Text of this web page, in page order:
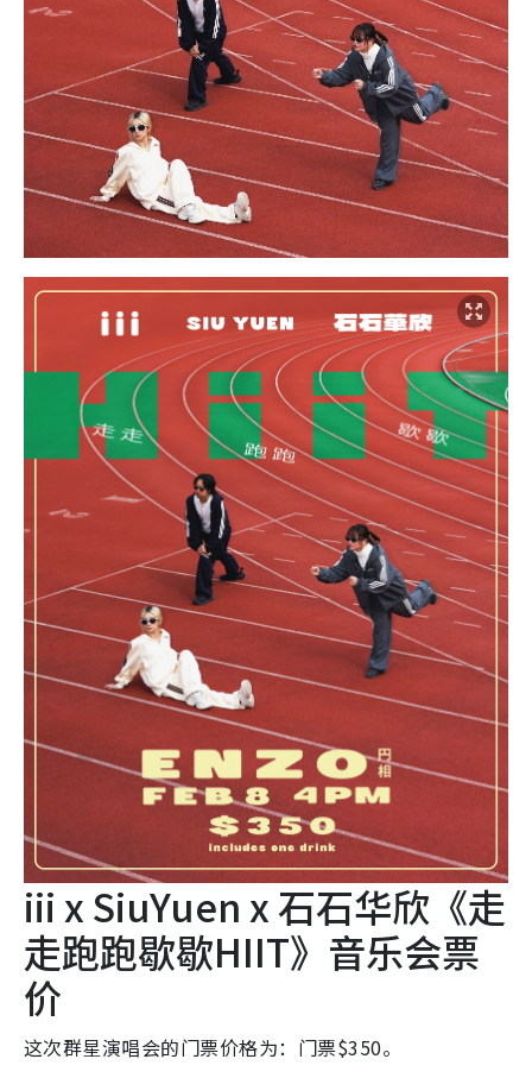
iii x SiuYuen x 石石华欣《走
走跑跑歇歇HIIT》音乐会票
价
这次群星演唱会的门票价格为：门票$350。